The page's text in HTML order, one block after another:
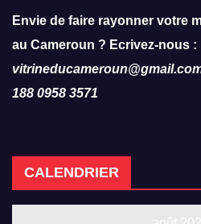
Envie de faire rayonner votre
au Cameroun ? Ecrivez-nous :
188 0958 3571
CALENDRIER